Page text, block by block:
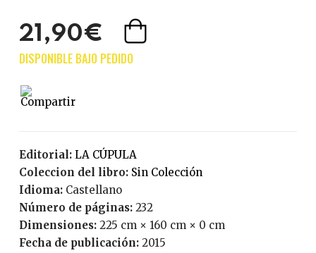
21,90€
Editorial:
LA CÚPULA
Coleccion del libro:
Sin Colección
Idioma:
Castellano
Número de páginas:
232
Dimensiones: 225 cm × 160 cm × 0 cm
Fecha de publicación:
2015